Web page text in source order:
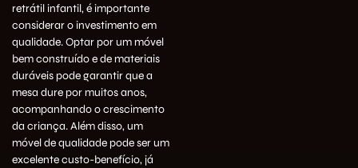
retrátil infantil, é importante
considerar o investimento em
qualidade. Optar por um móvel
bem construído e de materiais
duráveis pode garantir que a
mesa dure por muitos anos,
acompanhando o crescimento
da criança. Além disso, um
móvel de qualidade pode ser um
excelente custo-benefício, já